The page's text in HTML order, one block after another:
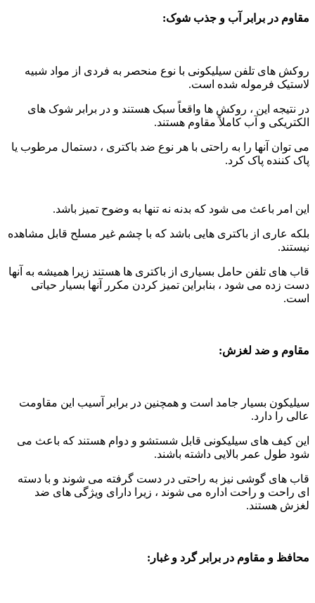
مقاوم در برابر آب و جذب شوک:
روکش های تلفن سیلیکونی با نوع منحصر به فردی از مواد شبیه
لاستیک فرموله شده است.
در نتیجه این ، روکش ها واقعاً سبک هستند و در برابر شوک های
الکتریکی و آب کاملاً مقاوم هستند.
می توان آنها را به راحتی با هر نوع ضد باکتری ، دستمال مرطوب یا
پاک کننده پاک کرد.
این امر باعث می شود که بدنه نه تنها به وضوح تمیز باشد.
بلکه عاری از باکتری هایی باشد که با چشم غیر مسلح قابل مشاهده
نیستند.
قاب های تلفن حامل بسیاری از باکتری ها هستند زیرا همیشه به آنها
دست زده می شود ، بنابراین تمیز کردن مکرر آنها بسیار حیاتی
است.
مقاوم و ضد لغزش:
سیلیکون بسیار جامد است و همچنین در برابر آسیب این مقاومت
عالی را دارد.
این کیف های سیلیکونی قابل شستشو و دوام هستند که باعث می
شود طول عمر بالایی داشته باشند.
قاب های گوشی نیز به راحتی در دست گرفته می شوند و با دسته
ای راحت و راحت اداره می شوند ، زیرا دارای ویژگی های ضد
لغزش هستند.
محافظ و مقاوم در برابر گرد و غبار: